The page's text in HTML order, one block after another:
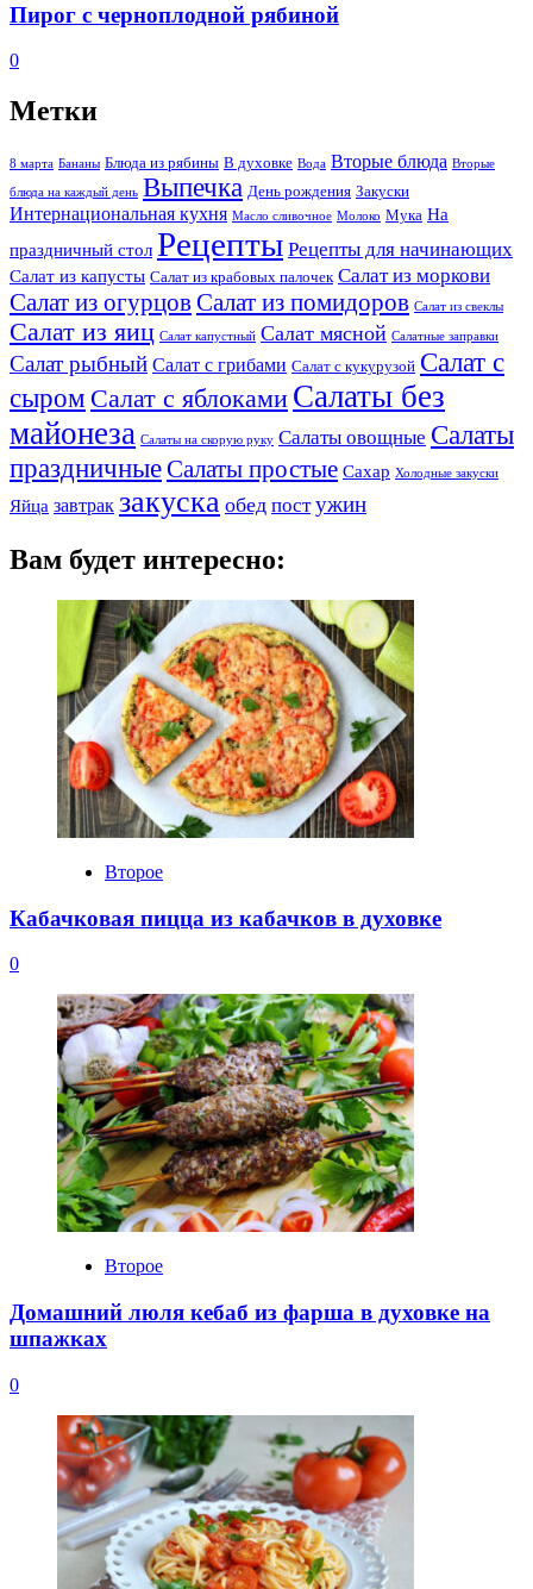
Пирог с черноплодной рябиной
0
Метки
8 марта Бананы Блюда из рябины В духовке Вода Вторые блюда Вторые
блюда на каждый день Выпечка День рождения Закуски
Интернациональная кухня Масло сливочное Молоко Мука На
праздничный стол Рецепты Рецепты для начинающих
Салат из капусты Салат из крабовых палочек Салат из моркови
Салат из огурцовСалат из помидоров Салат из свеклы
Салат из яиц Салат капустный Салат мясной Салатные заправки
Салат рыбный Салат с грибами Салат с кукурузой Салат с
сыром Салат с яблоками Салаты без
майонеза Салаты на скорую руку Салаты овощные Салаты
праздничныеСалаты простые Сахар Холодные закуски
Яйца завтрак закуска обед пост ужин
Вам будет интересно:
Второе
Кабачковая пицца из кабачков в духовке
0
Второе
Домашний люля кебаб из фарша в духовке на
шпажках
0